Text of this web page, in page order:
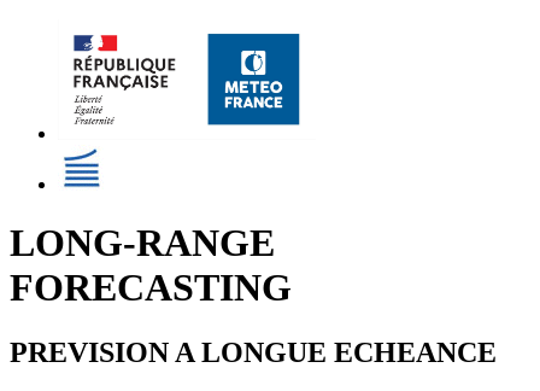
LONG-RANGE
FORECASTING
PREVISION A LONGUE ECHEANCE